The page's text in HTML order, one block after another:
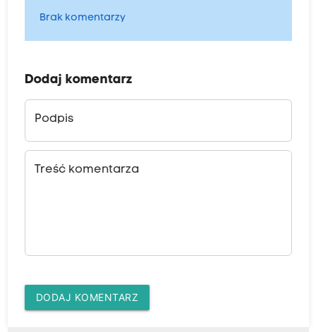
Brak komentarzy
Dodaj komentarz
Podpis
Treść komentarza
DODAJ KOMENTARZ